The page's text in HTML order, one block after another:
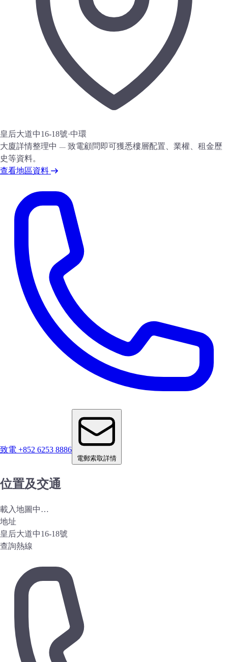
皇后大道中16-18號·中環
大廈詳情整理中 — 致電顧問即可獲悉樓層配置、業權、租金歷
史等資料。
查看地區資料
致電 +852 6253 8886
電郵索取詳情
位置及交通
載入地圖中…
地址
皇后大道中16-18號
查詢熱線